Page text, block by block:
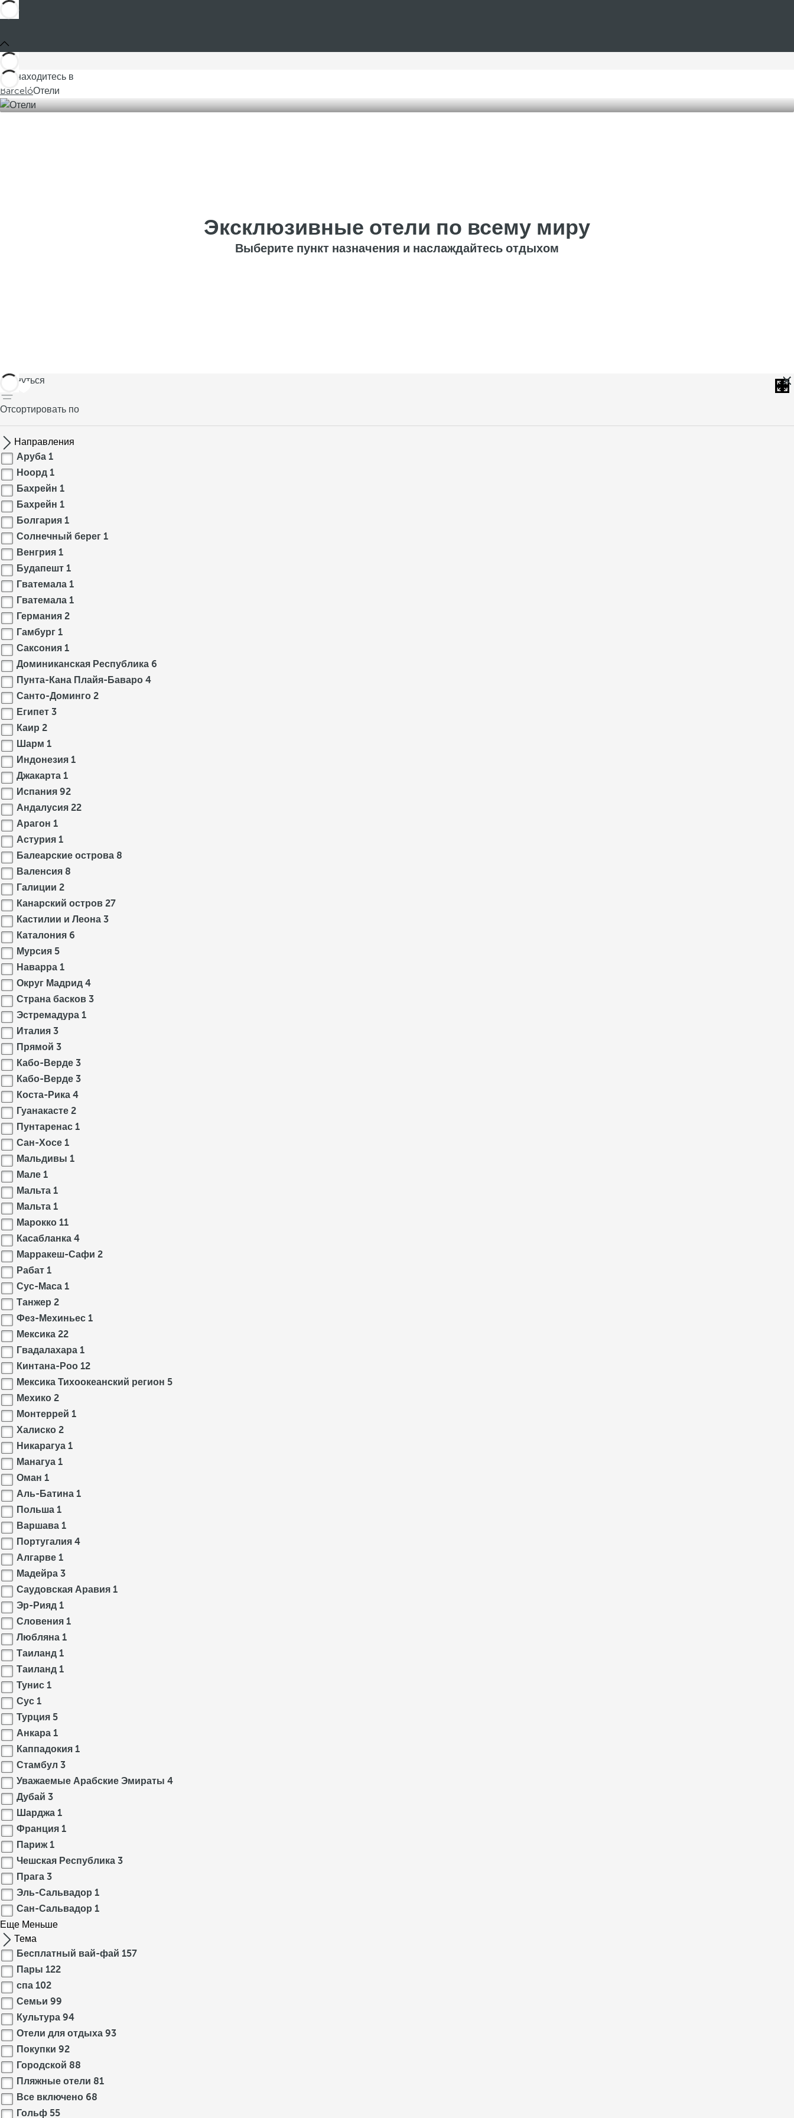
Вы находитесь в
BarcelóОтели
Эксклюзивные отели по всему миру
Выберите пункт назначения и наслаждайтесь отдыхом
вернуться
Отсортировать по
Направления
Аруба 1
Ноорд 1
Бахрейн 1
Бахрейн 1
Болгария 1
Солнечный берег 1
Венгрия 1
Будапешт 1
Гватемала 1
Гватемала 1
Германия 2
Гамбург 1
Саксония 1
Доминиканская Республика 6
Пунта-Кана Плайя-Баваро 4
Санто-Доминго 2
Египет 3
Каир 2
Шарм 1
Индонезия 1
Джакарта 1
Испания 92
Андалусия 22
Арагон 1
Астурия 1
Балеарские острова 8
Валенсия 8
Галиции 2
Канарский остров 27
Кастилии и Леона 3
Каталония 6
Мурсия 5
Наварра 1
Округ Мадрид 4
Страна басков 3
Эстремадура 1
Италия 3
Прямой 3
Кабо-Верде 3
Кабо-Верде 3
Коста-Рика 4
Гуанакасте 2
Пунтаренас 1
Сан-Хосе 1
Мальдивы 1
Мале 1
Мальта 1
Мальта 1
Марокко 11
Касабланка 4
Марракеш-Сафи 2
Рабат 1
Сус-Маса 1
Танжер 2
Фез-Мехиньес 1
Мексика 22
Гвадалахара 1
Кинтана-Роо 12
Мексика Тихоокеанский регион 5
Мехико 2
Монтеррей 1
Халиско 2
Никарагуа 1
Манагуа 1
Оман 1
Аль-Батина 1
Польша 1
Варшава 1
Португалия 4
Алгарве 1
Мадейра 3
Саудовская Аравия 1
Эр-Рияд 1
Словения 1
Любляна 1
Таиланд 1
Таиланд 1
Тунис 1
Сус 1
Турция 5
Анкара 1
Каппадокия 1
Стамбул 3
Уважаемые Арабские Эмираты 4
Дубай 3
Шарджа 1
Франция 1
Париж1
Чешская Республика 3
Прага 3
Эль-Сальвадор 1
Сан-Сальвадор 1
Еще Меньше
Тема
Бесплатный вай-фай 157
Пары 122
спа 102
Семьи 99
Культура 94
Отели для отдыха 93
Покупки 92
Городской 88
Пляжные отели 81
Все включено 68
Гольф 55